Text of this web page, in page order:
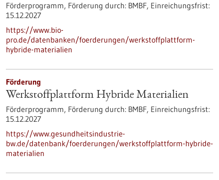
Förderprogramm, Förderung durch: BMBF, Einreichungsfrist:
15.12.2027
https://www.bio-
pro.de/datenbanken/foerderungen/werkstoffplattform-
hybride-materialien
Förderung
Werkstoffplattform Hybride Materialien
Förderprogramm, Förderung durch: BMBF, Einreichungsfrist:
15.12.2027
https://www.gesundheitsindustrie-
bw.de/datenbank/foerderungen/werkstoffplattform-hybride-
materialien